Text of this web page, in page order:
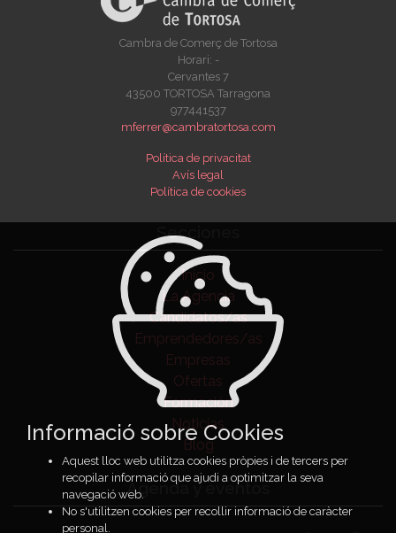
Cambra de Comerç de Tortosa
Horari: -
Cervantes 7
43500 TORTOSA Tarragona
977441537
mferrer@cambratortosa.com
Política de privacitat
Avís legal
Política de cookies
Secciones
Inicio
La Agencia
Candidatos/as
Emprendedores/as
Empresas
Ofertas
Formación
Noticias
Blog
Agenda y eventos
Informació sobre Cookies
Aquest lloc web utilitza cookies pròpies i de tercers per
recopilar informació que ajudi a optimitzar la seva
navegació web.
No s'utilitzen cookies per recollir informació de caràcter
personal.